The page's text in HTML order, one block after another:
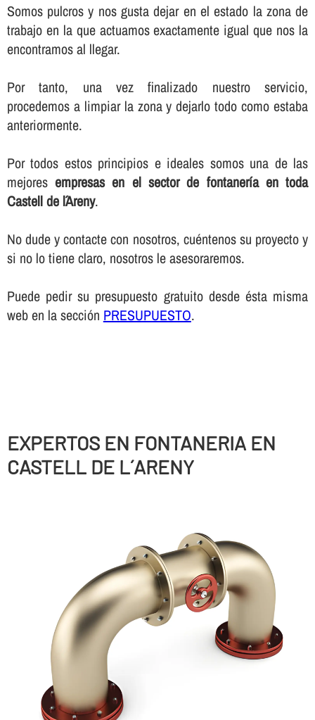
Somos pulcros y nos gusta dejar en el estado la zona de
trabajo en la que actuamos exactamente igual que nos la
encontramos al llegar.
Por tanto, una vez finalizado nuestro servicio,
procedemos a limpiar la zona y dejarlo todo como estaba
anteriormente.
Por todos estos principios e ideales somos una de las
mejoresempresas en el sector de fontanerí­a en toda
Castell de l´Areny.
No dude y contacte con nosotros, cuéntenos su proyecto y
si no lo tiene claro, nosotros le asesoraremos.
Puede pedir su presupuesto gratuito desde ésta misma
web en la sección PRESUPUESTO.
EXPERTOS EN FONTANERIA EN
CASTELL DE L´ARENY